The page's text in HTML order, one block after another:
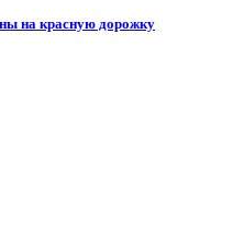
на красную дорожку